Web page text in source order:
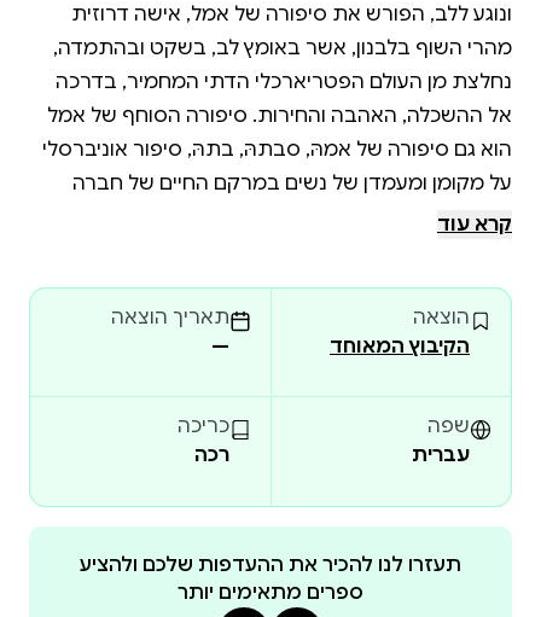
ונוגע ללב, הפורש את סיפורה של אמל, אישה דרוזית
מהרי השוף בלבנון, אשר באומץ לב, בשקט ובהתמדה,
נחלצת מן העולם הפטריארכלי הדתי המחמיר, בדרכה
אל ההשכלה, האהבה והחירות. סיפורה הסוחף של אמל
הוא גם סיפורה של אמהּ, סבתהּ, בתהּ, סיפור אוניברסלי
על מקומן ומעמדן של נשים במרקם החיים של חברה
מסורתית נוקשה. בעיני אביה של אמל לימודים הם עניין
וחולמת ללמוד באוניברסיטה. כאשר עולה הצעה להשיא
אותה לבעל עסק מצליח מהכפר הס
קרא עוד
הוצאה
הקיבוץ המאוחד
תאריך הוצאה
—
שפה
עברית
כריכה
רכה
תעזרו לנו להכיר את ההעדפות שלכם ולהציע
ספרים מתאימים יותר